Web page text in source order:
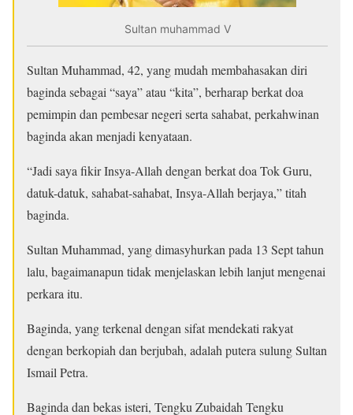
Sultan muhammad V
Sultan Muhammad, 42, yang mudah membahasakan diri
baginda sebagai “saya” atau “kita”, berharap berkat doa
pemimpin dan pembesar negeri serta sahabat, perkahwinan
baginda akan menjadi kenyataan.
“Jadi saya fikir Insya-Allah dengan berkat doa Tok Guru,
datuk-datuk, sahabat-sahabat, Insya-Allah berjaya,” titah
baginda.
Sultan Muhammad, yang dimasyhurkan pada 13 Sept tahun
lalu, bagaimanapun tidak menjelaskan lebih lanjut mengenai
perkara itu.
Baginda, yang terkenal dengan sifat mendekati rakyat
dengan berkopiah dan berjubah, adalah putera sulung Sultan
Ismail Petra.
Baginda dan bekas isteri, Tengku Zubaidah Tengku